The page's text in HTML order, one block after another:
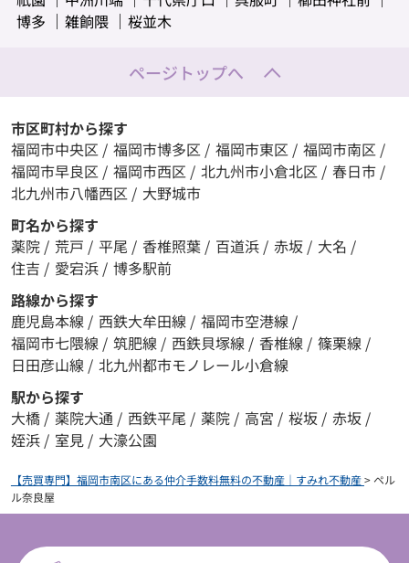
博多
雑餉隈 桜並木
ページトップへ
市区町村から探す
福岡市中央区 / 福岡市博多区 / 福岡市東区 / 福岡市南区 /
福岡市早良区 / 福岡市西区 / 北九州市小倉北区 / 春日市 /
北九州市八幡西区 / 大野城市
町名から探す
薬院 / 荒戸 / 平尾 / 香椎照葉 / 百道浜 / 赤坂 / 大名 /
住吉 / 愛宕浜 / 博多駅前
路線から探す
鹿児島本線 / 西鉄大牟田線 / 福岡市空港線 /
福岡市七隈線 / 筑肥線 / 西鉄貝塚線 / 香椎線 / 篠栗線 /
日田彦山線 / 北九州都市モノレール小倉線
駅から探す
大橋 / 薬院大通 / 西鉄平尾 / 薬院 / 高宮 / 桜坂 / 赤坂 /
姪浜 / 室見 / 大濠公園
【売買専門】福岡市南区にある仲介手数料無料の不動産｜すみれ不動産> ペル
ル奈良屋